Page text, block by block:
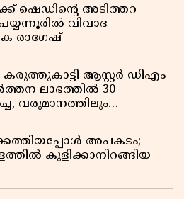
ഷെഡിൻ്റെ അടിത്തറ
വിവാദ
രാഗേഷ്
ആസ്റ്റർ ഡിഎം
ലാഭത്തിൽ 30
വരുമാനത്തിലും
അപകടം;
കുളിക്കാനിറങ്ങിയ